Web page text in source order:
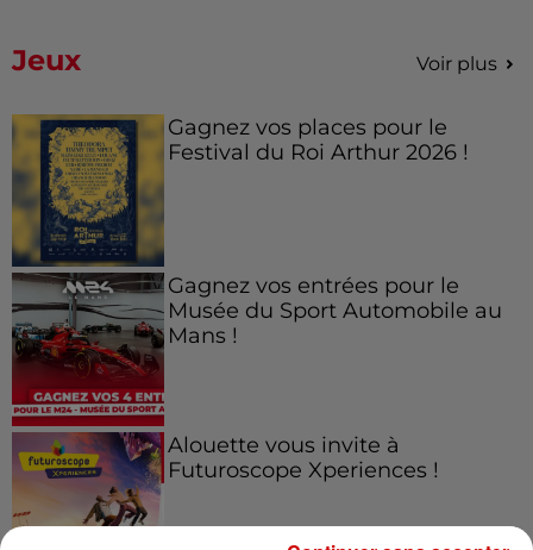
Jeux Voir plus
Gagnez vos places pour le
Festival du Roi Arthur 2026 !
Gagnez vos entrées pour le
Musée du Sport Automobile au
Mans !
Alouette vous invite à
Futuroscope Xperiences !